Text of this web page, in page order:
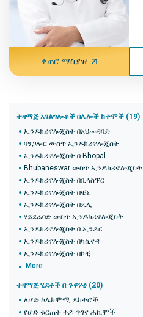
ቀጠሮ ማስያዝ
ተዛማጅ አገልግሎቶች በሌሎች ከተሞች (19)
ኢንዶክሪኖሎጂስት በአህመዳባድ
ባንጋሎር ውስጥ ኢንዶክሪኖሎጂስት
ኢንዶክሪኖሎጂስት በ Bhopal
Bhubaneswar ውስጥ ኢንዶክሪኖሎጂስት
ኢንዶክሪኖሎጂስት በቢላስፑር
ኢንዶክሪኖሎጂስት በቼኒ
ኢንዶክሪኖሎጂስት በዴሊ
ሃይደራባድ ውስጥ ኢንዶክሪኖሎጂስት
ኢንዶክሪኖሎጂስት በ ኢንዶር
ኢንዶክሪኖሎጂስት በካኪናዳ
ኢንዶክሪኖሎጂስት በኮቺ
More
ተዛማጅ ሂደቶች በ ጉዋሃቲ(20)
ለሆድ ኮሌክሞሚ ዶክተሮች
የሆድ ቁርጠት ቀዶ ጥገና ሐኪሞች